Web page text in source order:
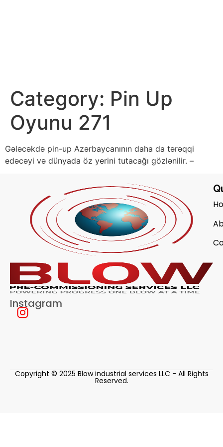
Category: Pin Up
Oyunu 271
Gələcəkdə pin-up Azərbaycanının daha da tərəqqi
edəcəyi və dünyada öz yerini tutacağı gözlənilir. –
Instagram
Copyright © 2025 Blow industrial services LLC - All Rights
Reserved.